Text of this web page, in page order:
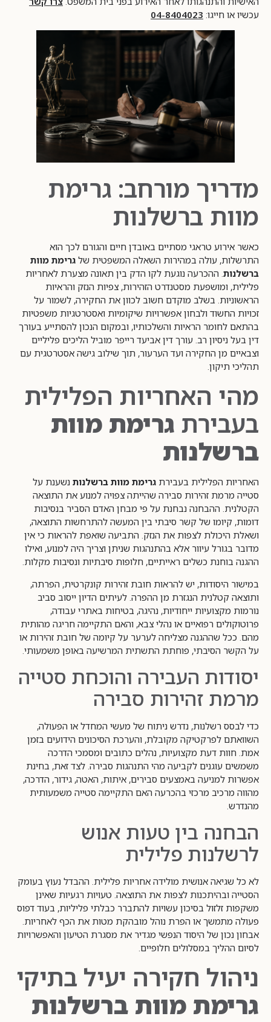
עכשיו או חייגו: 04-8404023
מדריך מורחב: גרימת
מוות ברשלנות
כאשר אירוע טראגי מסתיים באובדן חיים והגורם לכך הוא
התרשלות, עולה במהירות השאלה המשפטית של גרימת מוות
ברשלנות . ההכרעה נוגעת לקו הדק בין תאונה מצערת לאחריות
פלילית, ומושפעת מסטנדרט הזהירות, צפיות הנזק והראיות
הראשוניות. בשלב מוקדם חשוב לכוון את החקירה, לשמור על
זכויות החשוד ולבחון אפשרויות שיקומיות ואסטרטגיות משפטיות
בהתאם לחומר הראיות והשלכותיו, ובמקום הנכון להסתייע בעורך
דין בעל ניסיון רב. עורך דין אביעד רייפר מוביל הליכים פליליים
וצבאיים מן החקירה ועד הערעור, תוך שילוב גישה אסטרטגית עם
תהליכי תיקון.
מהי האחריות הפלילית
בעבירת גרימת מוות
ברשלנות
האחריות הפלילית בעבירת גרימת מוות ברשלנות נשענת על
סטייה מרמת זהירות סבירה שהייתה צפויה למנוע את התוצאה
הקטלנית. ההבחנה נבחנת על פי מבחן האדם הסביר בנסיבות
דומות, קיומו של קשר סיבתי בין המעשה להתרחשות התוצאה,
ושאלת היכולת לצפות את הנזק. התביעה שואפת להראות כי אין
מדובר בגורל עיוור אלא בהתנהגות שניתן וצריך היה למנוע, ואילו
ההגנה בוחנת כשלים ראייתיים, חלופות סיבתיות ונסיבות מקלות.
במישור היסודות, יש להראות חובת זהירות קונקרטית, הפרתה,
ותוצאה קטלנית הנגזרת מן ההפרה. לעיתים הדיון ייסוב סביב
נורמות מקצועיות ייחודיות, נהיגה, בטיחות באתרי עבודה,
פרוטוקולים רפואיים או נהלי צבא, והאם התקיימה חריגה מהותית
מהם. ככל שההגנה מצליחה לערער על קיומה של חובת זהירות או
על הקשר הסיבתי, פוחתת התשתית המרשיעה באופן משמעותי.
יסודות העבירה והוכחת סטייה
מרמת זהירות סבירה
כדי לבסס רשלנות, נדרש ניתוח של מעשי המחדל או הפעולה,
השוואתם לפרקטיקה מקובלת, והערכת הסיכונים הידועים בזמן
אמת. חוות דעת מקצועיות, נהלים כתובים ומסמכי הדרכה
משמשים עוגנים לקביעה מהי התנהגות סבירה. לצד זאת, בחינת
אפשרות למניעה באמצעים סבירים, איתות, האטה, גידור, הדרכה,
מהווה מרכיב מרכזי בהכרעה האם התקיימה סטייה משמעותית
מהנדרש.
הבחנה בין טעות אנוש
לרשלנות פלילית
לא כל שגיאה אנושית מולידה אחריות פלילית. ההבדל נעוץ בעומק
הסטייה ובהיתכנות לצפות את התוצאה. טעויות רגעיות שאינן
משקפות זלזול בסיכון עשויות להתברר כבלתי פליליות, בעוד דפוס
פעולה מתמשך או הפרת נוהל מובהקת מטות את הכף לאחריות.
אבחון נכון של היסוד הנפשי מגדיר את מסגרת הטיעון והאפשרויות
לסיום ההליך במסלולים חלופיים.
ניהול חקירה יעיל בתיקי
גרימת מוות ברשלנות